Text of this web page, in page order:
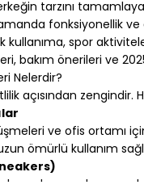
tarzını
fonksiyonellik ve
kullanıma, spor
bakım önerileri ve
Nelerdir?
açısından
ve ofis ortamı
ömürlü kullanım
modasının olmazsa